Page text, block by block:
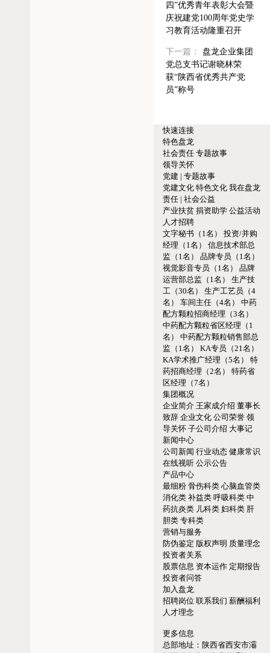
四”优秀青年表彰大会暨
庆祝建党100周年党史学
习教育活动隆重召开
下一篇：
盘龙企业集团
党总支书记谢晓林荣
获“陕西省优秀共产党
员”称号
快速连接
特色盘龙
社会责任 专题故事
领导关怀
党建 | 专题故事
党建文化 特色文化 我在盘龙
责任 | 社会公益
产业扶贫 捐资助学 公益活动
人才招聘
文字秘书（1名）
投资/并购
经理（1名）
信息技术部总
监（1名）
品牌专员（1名）
视觉影音专员（1名）
品牌
运营部总监（1名）
生产技
工（30名）
生产工艺员（4
名）
车间主任（4名）
中药
配方颗粒招商经理（3名）
中药配方颗粒省区经理（1
名）
中药配方颗粒销售部总
监（1名）
KA专员（21名）
KA学术推广经理（5名）
特
药招商经理（2名）
特药省
区经理（7名）
集团概况
企业简介 王家成介绍 董事长
致辞 企业文化 公司荣誉 领
导关怀 子公司介绍 大事记
新闻中心
公司新闻 行业动态 健康常识
在线视听 公示公告
产品中心
最细粉 骨伤科类 心脑血管类
消化类 补益类 呼吸科类 中
药抗炎类 儿科类 妇科类 肝
胆类 专科类
营销与服务
防伪鉴定 版权声明 质量理念
投资者关系
股票信息 资本运作 定期报告
投资者问答
加入盘龙
招聘岗位 联系我们 薪酬福利
人才理念
更多信息
总部地址： 陕西省西安市灞